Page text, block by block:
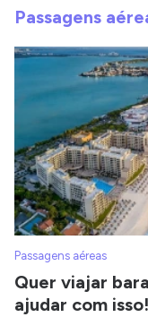
Passagens
Passagens aéreas
Quer viajar
ajudar com isso!